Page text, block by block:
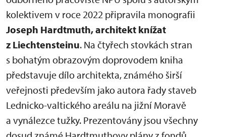
kolektivem v roce 2022 připravila monografii
Joseph Hardtmuth, architekt knížat
z Liechtensteinu. Na čtyřech stovkách stran
s bohatým obrazovým doprovodem kniha
představuje dílo architekta, známého širší
veřejnosti především jako autora řady staveb
Lednicko-valtického areálu na jižní Moravě
a vynálezce tužky. Prezentovány jsou všechny